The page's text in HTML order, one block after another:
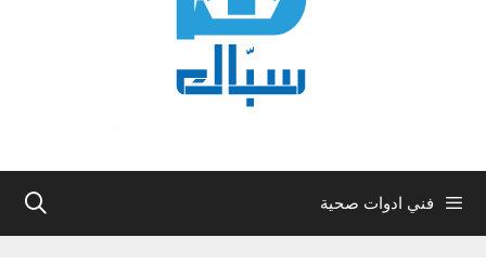
فني ادوات صحية